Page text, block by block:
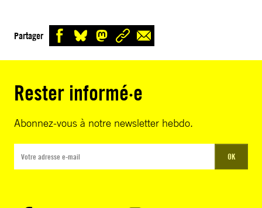
Partager
Rester informé·e
Abonnez-vous à notre newsletter hebdo.
OK